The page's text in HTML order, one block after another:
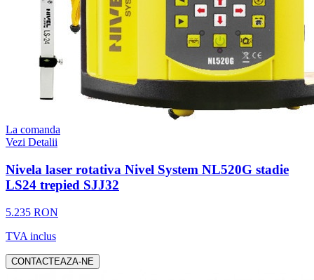
La comanda
Vezi Detalii
Nivela laser rotativa Nivel System NL520G stadie
LS24 trepied SJJ32
5.235 RON
TVA inclus
CONTACTEAZA-NE